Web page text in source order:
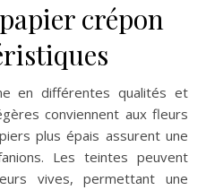
crépon
en différentes qualités et
conviennent aux fleurs
plus épais assurent une
Les teintes peuvent
vives, permettant une